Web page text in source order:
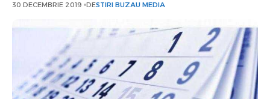
30 DECEMBRIE 2019 DESTIRI BUZAU MEDIA